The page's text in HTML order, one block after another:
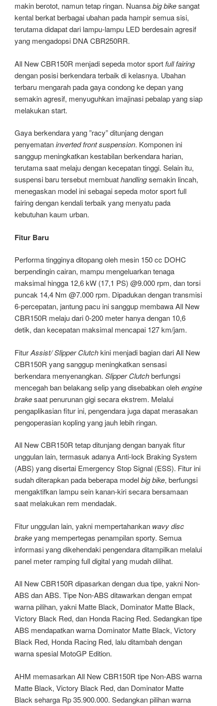
makin berotot, namun tetap ringan. Nuansabig bikesangat
kental berkat berbagai ubahan pada hampir semua sisi,
terutama didapat dari lampu-lampu LED berdesain agresif
yang mengadopsi DNA CBR250RR.
All New CBR150R menjadi sepeda motor sport full fairing
dengan posisi berkendara terbaik di kelasnya. Ubahan
terbaru mengarah pada gaya condong ke depan yang
semakin agresif, menyuguhkan imajinasi pebalap yang siap
melakukan start.
Gaya berkendara yang ”racy” ditunjang dengan
penyemataninverted front suspension. Komponen ini
sanggup meningkatkan kestabilan berkendara harian,
terutama saat melaju dengan kecepatan tinggi. Selain itu,
suspensi baru tersebut membuathandlingsemakin lincah,
menegaskan model ini sebagai sepeda motor sport full
fairing dengan kendali terbaik yang menyatu pada
kebutuhan kaum urban.
Fitur Baru
Performa tingginya ditopang oleh mesin 150 cc DOHC
berpendingin cairan, mampu mengeluarkan tenaga
maksimal hingga 12,6 kW (17,1 PS) @9.000 rpm, dan torsi
puncak 14,4 Nm @7.000 rpm. Dipadukan dengan transmisi
6-percepatan, jantung pacu ini sanggup membawa All New
CBR150R melaju dari 0-200 meter hanya dengan 10,6
detik, dan kecepatan maksimal mencapai 127 km/jam.
FiturAssist/ Slipper Clutchkini menjadi bagian dari All New
CBR150R yang sanggup meningkatkan sensasi
berkendara menyenangkan. Slipper Clutchberfungsi
mencegah ban belakang selip yang disebabkan olehengine
brakesaat penurunan gigi secara ekstrem. Melalui
pengaplikasian fitur ini, pengendara juga dapat merasakan
pengoperasian kopling yang jauh lebih ringan.
All New CBR150R tetap ditunjang dengan banyak fitur
unggulan lain, termasuk adanya Anti-lock Braking System
(ABS) yang disertai Emergency Stop Signal (ESS). Fitur ini
sudah diterapkan pada beberapa modelbig bike, berfungsi
mengaktifkan lampu sein kanan-kiri secara bersamaan
saat melakukan rem mendadak.
Fitur unggulan lain, yakni mempertahankan wavy disc
brakeyang mempertegas penampilan sporty. Semua
informasi yang dikehendaki pengendara ditampilkan melalui
panel meter ramping full digital yang mudah dilihat.
All New CBR150R dipasarkan dengan dua tipe, yakni Non-
ABS dan ABS. Tipe Non-ABS ditawarkan dengan empat
warna pilihan, yakni Matte Black, Dominator Matte Black,
Victory Black Red, dan Honda Racing Red. Sedangkan tipe
ABS mendapatkan warna Dominator Matte Black, Victory
Black Red, Honda Racing Red, lalu ditambah dengan
warna spesial MotoGP Edition.
AHM memasarkan All New CBR150R tipe Non-ABS warna
Matte Black, Victory Black Red, dan Dominator Matte
Black seharga Rp 35.900.000. Sedangkan pilihan warna